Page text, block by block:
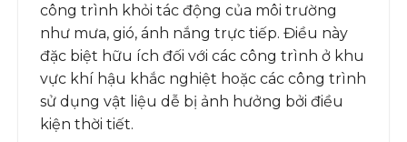
công trình khỏi tác động của môi trường
như mưa, gió, ánh nắng trực tiếp. Điều này
đặc biệt hữu ích đối với các công trình ở khu
vực khí hậu khắc nghiệt hoặc các công trình
sử dụng vật liệu dễ bị ảnh hưởng bởi điều
kiện thời tiết.